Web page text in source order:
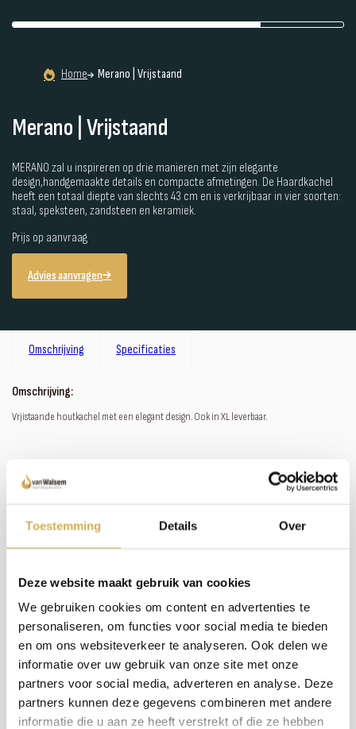
Toestemming Details Over
Deze website maakt gebruik van cookies
We gebruiken cookies om content en advertenties te
personaliseren, om functies voor social media te bieden
en om ons websiteverkeer te analyseren. Ook delen we
informatie over uw gebruik van onze site met onze
partners voor social media, adverteren en analyse. Deze
partners kunnen deze gegevens combineren met andere
informatie die u aan ze heeft verstrekt of die ze hebben
Home Merano | Vrijstaand
Merano | Vrijstaand
MERANO zal u inspireren op drie manieren met zijn elegante
design,handgemaakte details en compacte afmetingen. De Haardkachel
heeft een totaal diepte van slechts 43 cm en is verkrijbaar in vier soorten:
staal, speksteen, zandsteen en keramiek.
Prijs op aanvraag
Advies aanvragen
Omschrijving Specificaties
Omschrijving:
Vrjistaande houtkachel met een elegant design. Ook in XL leverbaar.
Meer weten over onze haarden?
Rookgas afvoerdiameter
150 mm
Brandstof
Hout
Vuurzicht
Front
Minimaal vermogen
2.9 kW